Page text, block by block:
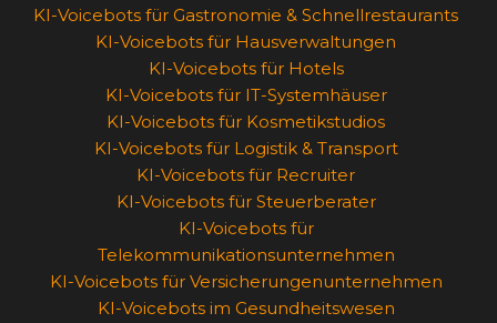
KI-Voicebots für Gastronomie & Schnellrestaurants
KI-Voicebots für Hausverwaltungen
KI-Voicebots für Hotels
KI-Voicebots für IT-Systemhäuser
KI-Voicebots für Kosmetikstudios
KI-Voicebots für Logistik & Transport
KI-Voicebots für Recruiter
KI-Voicebots für Steuerberater
KI-Voicebots für
Telekommunikationsunternehmen
KI-Voicebots für Versicherungenunternehmen
KI-Voicebots im Gesundheitswesen